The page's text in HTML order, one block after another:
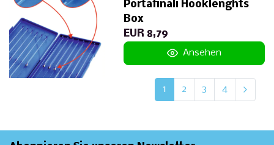
Portafinali Hooklenghts
Box
EUR 8,79
Ansehen
1 2 3 4